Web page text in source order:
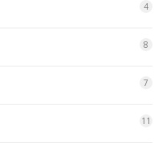
4
8
7
11